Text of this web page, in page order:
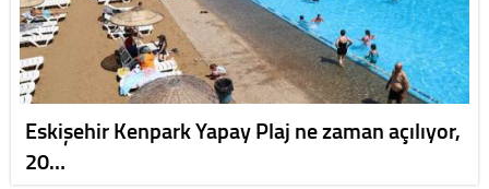
Eskişehir Kenpark Yapay Plaj ne zaman açılıyor,
20…